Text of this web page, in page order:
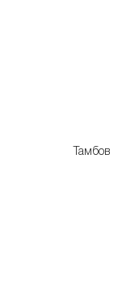
Тамбов